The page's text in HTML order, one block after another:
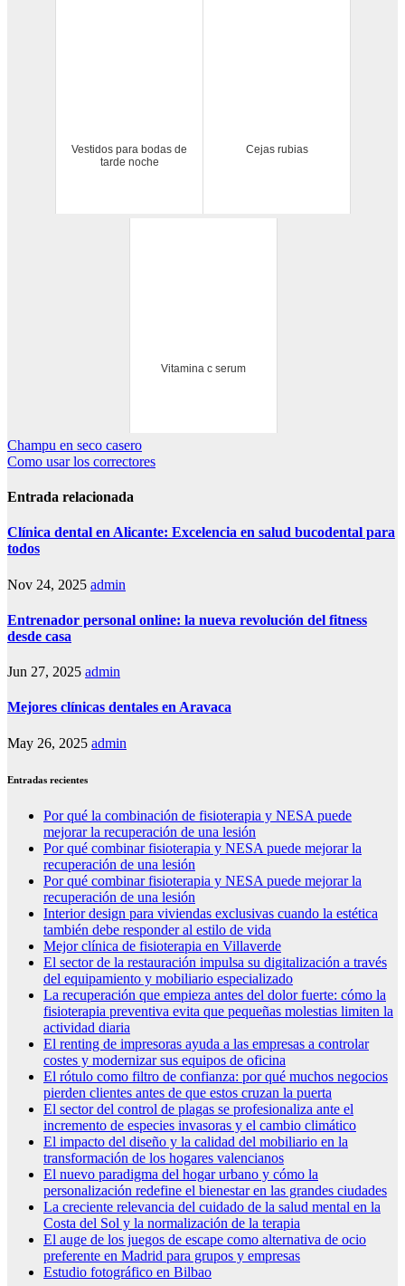
Vestidos para bodas de
tarde noche
Cejas rubias
Vitamina c serum
Navegación
de
entradas
Champu en seco casero
Como usar los correctores
Entrada relacionada
Clínica dental en Alicante: Excelencia en salud bucodental para
todos
Nov 24, 2025 admin
Entrenador personal online: la nueva revolución del fitness
desde casa
Jun 27, 2025 admin
Mejores clínicas dentales en Aravaca
May 26, 2025 admin
Entradas recientes
Por qué la combinación de fisioterapia y NESA puede
mejorar la recuperación de una lesión
Por qué combinar fisioterapia y NESA puede mejorar la
recuperación de una lesión
Por qué combinar fisioterapia y NESA puede mejorar la
recuperación de una lesión
Interior design para viviendas exclusivas cuando la estética
también debe responder al estilo de vida
Mejor clínica de fisioterapia en Villaverde
El sector de la restauración impulsa su digitalización a través
del equipamiento y mobiliario especializado
La recuperación que empieza antes del dolor fuerte: cómo la
fisioterapia preventiva evita que pequeñas molestias limiten la
actividad diaria
El renting de impresoras ayuda a las empresas a controlar
costes y modernizar sus equipos de oficina
El rótulo como filtro de confianza: por qué muchos negocios
pierden clientes antes de que estos cruzan la puerta
El sector del control de plagas se profesionaliza ante el
incremento de especies invasoras y el cambio climático
El impacto del diseño y la calidad del mobiliario en la
transformación de los hogares valencianos
El nuevo paradigma del hogar urbano y cómo la
personalización redefine el bienestar en las grandes ciudades
La creciente relevancia del cuidado de la salud mental en la
Costa del Sol y la normalización de la terapia
El auge de los juegos de escape como alternativa de ocio
preferente en Madrid para grupos y empresas
Estudio fotográfico en Bilbao